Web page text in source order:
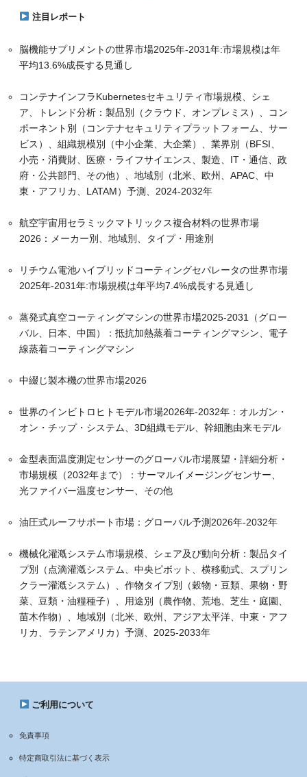
注目レポート
脳機能サプリメントの世界市場2025年-2031年:市場規模は年
平均13.6%成長する見通し
コンテナインフラKubernetesセキュリティ市場規模、シェ
ア、トレンド分析：製品別（クラウド、オンプレミス）、コン
ポーネント別（コンテナセキュリティプラットフォーム、サー
ビス）、組織規模別（中小企業、大企業）、業界別（BFSI、
小売・消費財、医療・ライフサイエンス、製造、IT・通信、政
府・公共部門、その他）、地域別（北米、欧州、APAC、中
東・アフリカ、LATAM）予測、2024-2032年
航空宇宙用セラミックマトリックス複合材料の世界市場
2026：メーカー別、地域別、タイプ・用途別
リチウム電池ハイブリッドコーティングセパレータの世界市場
2025年-2031年:市場規模は年平均7.4%成長する見通し
蒸発式真空コーティングマシンの世界市場2025-2031（グロー
バル、日本、中国）：抵抗加熱蒸着コーティングマシン、電子
線蒸着コーティングマシン
中綴じ製本機の世界市場2026
世界のインビトロヒトモデル市場2026年-2032年：オルガン・
オン・チップ・システム、3D組織モデル、幹細胞由来モデル
金型表面温度測定センサーのグローバル市場展望・詳細分析・
市場規模（2032年まで）：サーマルイメージングセンサー、
光ファイバー温度センサー、その他
油圧式ルーフサポート市場：グローバル予測2026年-2032年
機械化灌漑システム市場規模、シェア及び動向分析：製品タイ
プ別（点滴灌漑システム、中央ピボット、横移動式、スプリン
クラー灌漑システム）、作物タイプ別（穀物・豆類、果物・野
菜、豆類・油糧種子）、用途別（農作物、荒地、芝生・庭園、
苗木作物）、地域別（北米、欧州、アジア太平洋、中東・アフ
リカ、ラテンアメリカ）予測、2025-2033年
ご利用について
免責事項
特定商取引法に基づく表示